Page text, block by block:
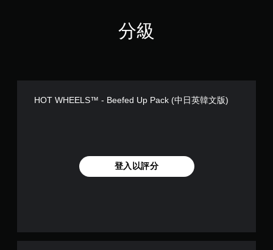
分級
HOT WHEELS™ - Beefed Up Pack (中日英韓文版)
登入以評分